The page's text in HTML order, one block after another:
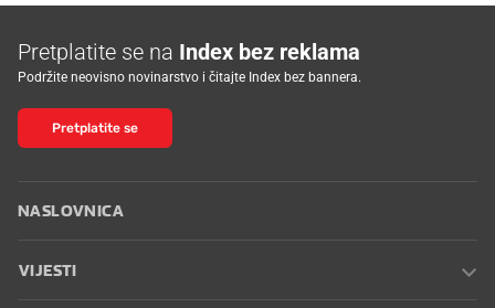
Pretplatite se na Index bez reklama
Podržite neovisno novinarstvo i čitajte Index bez bannera.
Pretplatite se
NASLOVNICA
VIJESTI